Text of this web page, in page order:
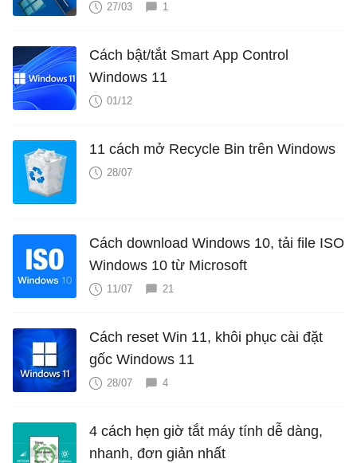
27/03 1
Cách bật/tắt Smart App Control
Windows 11
01/12
11 cách mở Recycle Bin trên Windows
28/07
Cách download Windows 10, tải file ISO
Windows 10 từ Microsoft
11/07 21
Cách reset Win 11, khôi phục cài đặt
gốc Windows 11
28/07 4
4 cách hẹn giờ tắt máy tính dễ dàng,
nhanh, đơn giản nhất